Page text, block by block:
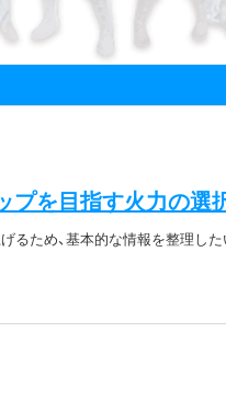
プを目指す火力の選
るため、基本的な情報を整理し